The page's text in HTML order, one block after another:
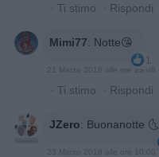
· Ti stimo · Rispondi
Mimi77: Notte😘
1
21 Marzo 2018 alle ore 23:08
· Ti stimo · Rispondi
JZero: Buonanotte 🌜
23 Marzo 2018 alle ore 10:00